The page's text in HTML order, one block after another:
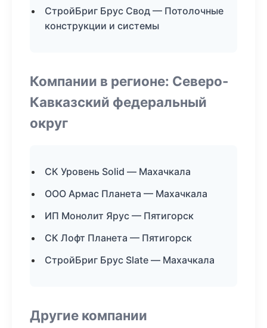
СтройБриг Брус Свод — Потолочные
конструкции и системы
Компании в регионе: Северо-
Кавказский федеральный
округ
СК Уровень Solid — Махачкала
ООО Армас Планета — Махачкала
ИП Монолит Ярус — Пятигорск
СК Лофт Планета — Пятигорск
СтройБриг Брус Slate — Махачкала
Другие компании